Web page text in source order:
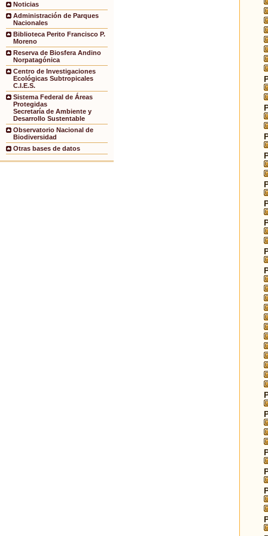
Noticias
Administración de Parques
Nacionales
Biblioteca Perito Francisco P.
Moreno
Reserva de Biosfera Andino
Norpatagónica
Centro de Investigaciones
Ecológicas Subtropicales
C.I.E.S.
Sistema Federal de Áreas
Protegidas
Secretaría de Ambiente y
Desarrollo Sustentable
Observatorio Nacional de
Biodiversidad
Otras bases de datos